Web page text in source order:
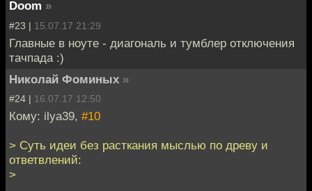
Doom »
#23 | 15.07.17 21:29
Главные в ноуте - диагональ и тумблер отключения
тачпада :)
Николай Фоминых »
#24 | 16.07.17 12:50
Кому: ilya39, #10
> Суть идеи без расткания мыслью по древу и
ответвлений:
>